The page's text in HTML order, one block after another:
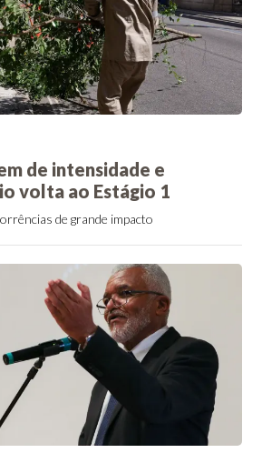
de intensidade e
volta ao Estágio 1
de grande impacto